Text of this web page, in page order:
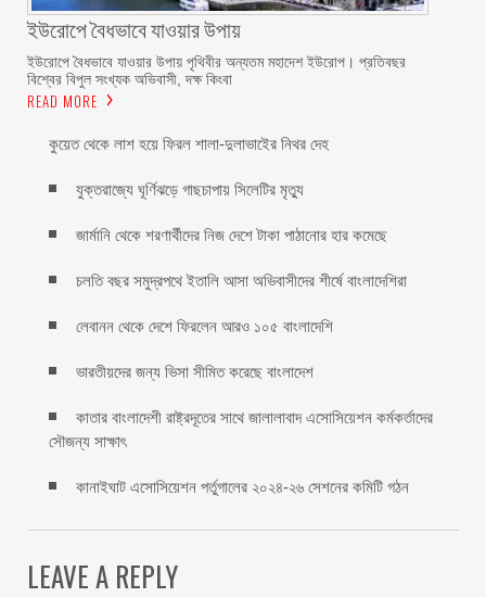
ইউরোপে বৈধভাবে যাওয়ার উপায়
ইউরোপে বৈধভাবে যাওয়ার উপায় পৃথিবীর অন্যতম মহাদেশ ইউরোপ। প্রতিবছর
বিশ্বের বিপুল সংখ্যক অভিবাসী, দক্ষ কিংবা
READ MORE
কুয়েত থেকে লাশ হয়ে ফিরল শালা-দুলাভাইের নিথর দেহ
যুক্তরাজ্যে ঘূর্ণিঝড়ে গাছচাপায় সিলেটির মৃত্যু
জার্মানি থেকে শরণার্থীদের নিজ দেশে টাকা পাঠানোর হার কমেছে
চলতি বছর সমুদ্রপথে ইতালি আসা অভিবাসীদের শীর্ষে বাংলাদেশিরা
লেবানন থেকে দেশে ফিরলেন আরও ১০৫ বাংলাদেশি
ভারতীয়দের জন্য ভিসা সীমিত করেছে বাংলাদেশ
কাতার বাংলাদেশী রাষ্ট্রদূতের সাথে জালালাবাদ এসোসিয়েশন কর্মকর্তাদের
সৌজন্য সাক্ষাৎ
কানাইঘাট এসোসিয়েশন পর্তুগালের ২০২৪-২৬ সেশনের কমিটি গঠন
LEAVE A REPLY